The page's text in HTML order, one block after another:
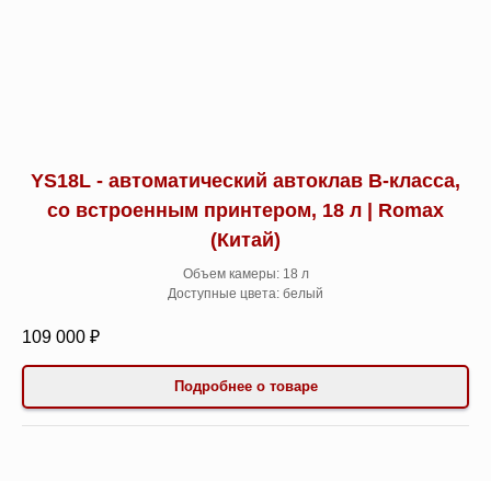
YS18L - автоматический автоклав B-класса,
со встроенным принтером, 18 л | Romax
(Китай)
Объем камеры: 18 л
Доступные цвета: белый
109 000 ₽
Подробнее о товаре